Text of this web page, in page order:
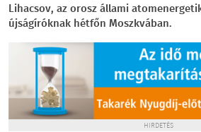
Lihacsov, az orosz állami
újságíróknak hétfőn Moszkvában.
HIRDETÉS